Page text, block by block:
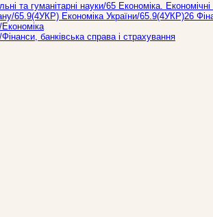
та гуманітарні науки/65 Економіка.
65.9(4УКР) Економіка України/65.9(4УКР)26
Економіка
Фінанси, банківська справа і страхування